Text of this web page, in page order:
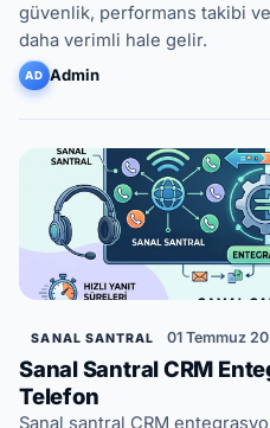
güvenlik, performans takibi
daha verimli hale gelir.
AD Admin
SANAL SANTRAL 01 Temmuz
Sanal Santral CRM
Telefon
Sanal santral CRM